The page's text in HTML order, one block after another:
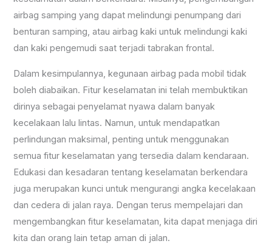
airbag samping yang dapat melindungi penumpang dari
benturan samping, atau airbag kaki untuk melindungi kaki
dan kaki pengemudi saat terjadi tabrakan frontal.
Dalam kesimpulannya, kegunaan airbag pada mobil tidak
boleh diabaikan. Fitur keselamatan ini telah membuktikan
dirinya sebagai penyelamat nyawa dalam banyak
kecelakaan lalu lintas. Namun, untuk mendapatkan
perlindungan maksimal, penting untuk menggunakan
semua fitur keselamatan yang tersedia dalam kendaraan.
Edukasi dan kesadaran tentang keselamatan berkendara
juga merupakan kunci untuk mengurangi angka kecelakaan
dan cedera di jalan raya. Dengan terus mempelajari dan
mengembangkan fitur keselamatan, kita dapat menjaga diri
kita dan orang lain tetap aman di jalan.